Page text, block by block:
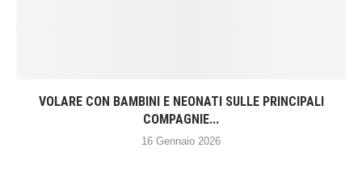
VOLARE CON BAMBINI E NEONATI SULLE PRINCIPALI
COMPAGNIE...
16 Gennaio 2026